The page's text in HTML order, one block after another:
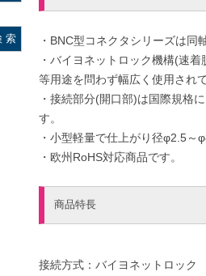
・BNC型コネクタシリーズは
・バイヨネットロック機構(速
等用途を問わず幅広く使用され
・接続部分(開口部)は国際規格
す。
・小型軽量で仕上がり径φ2.5
・欧州RoHS対応商品です。
商品特長
接続方式：バイヨネットロック